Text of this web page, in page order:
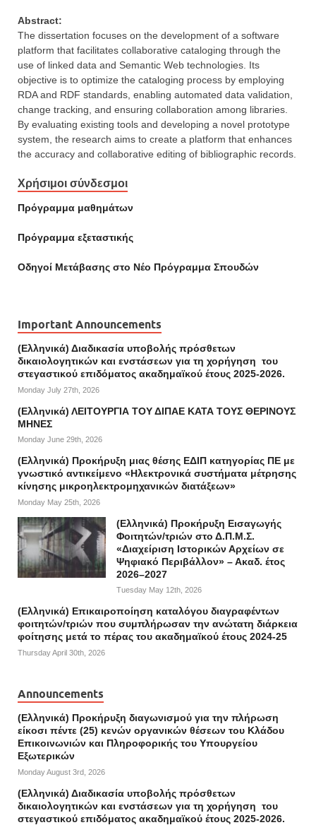
Abstract:
The dissertation focuses on the development of a software
platform that facilitates collaborative cataloging through the
use of linked data and Semantic Web technologies. Its
objective is to optimize the cataloging process by employing
RDA and RDF standards, enabling automated data validation,
change tracking, and ensuring collaboration among libraries.
By evaluating existing tools and developing a novel prototype
system, the research aims to create a platform that enhances
the accuracy and collaborative editing of bibliographic records.
Χρήσιμοι σύνδεσμοι
Πρόγραμμα μαθημάτων
Πρόγραμμα εξεταστικής
Οδηγοί Mετάβασης στο Νέο Πρόγραμμα Σπουδών
Important Announcements
(Ελληνικά) Διαδικασία υποβολής πρόσθετων
δικαιολογητικών και ενστάσεων για τη χορήγηση του
στεγαστικού επιδόματος ακαδημαϊκού έτους 2025-2026.
Monday July 27th, 2026
(Ελληνικά) ΛΕΙΤΟΥΡΓΙΑ ΤΟΥ ΔΙΠΑΕ ΚΑΤΑ ΤΟΥΣ ΘΕΡΙΝΟΥΣ
ΜΗΝΕΣ
Monday June 29th, 2026
(Ελληνικά) Προκήρυξη μιας θέσης ΕΔΙΠ κατηγορίας ΠΕ με
γνωστικό αντικείμενο «Ηλεκτρονικά συστήματα μέτρησης
κίνησης μικροηλεκτρομηχανικών διατάξεων»
Monday May 25th, 2026
(Ελληνικά) Προκήρυξη Εισαγωγής
Φοιτητών/τριών στο Δ.Π.Μ.Σ.
«Διαχείριση Ιστορικών Αρχείων σε
Ψηφιακό Περιβάλλον» – Ακαδ. έτος
2026–2027
Tuesday May 12th, 2026
(Ελληνικά) Επικαιροποίηση καταλόγου διαγραφέντων
φοιτητών/τριών που συμπλήρωσαν την ανώτατη διάρκεια
φοίτησης μετά το πέρας του ακαδημαϊκού έτους 2024-25
Thursday April 30th, 2026
Announcements
(Ελληνικά) Προκήρυξη διαγωνισμού για την πλήρωση
είκοσι πέντε (25) κενών οργανικών θέσεων του Κλάδου
Επικοινωνιών και Πληροφορικής του Υπουργείου
Εξωτερικών
Monday August 3rd, 2026
(Ελληνικά) Διαδικασία υποβολής πρόσθετων
δικαιολογητικών και ενστάσεων για τη χορήγηση του
στεγαστικού επιδόματος ακαδημαϊκού έτους 2025-2026.